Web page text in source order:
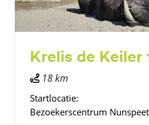
Krelis de
18 km
Startlocatie:
Bezoekerscentrum Nunspeet